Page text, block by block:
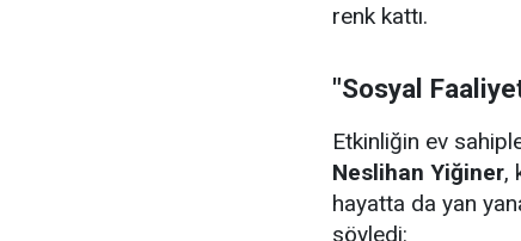
renk kattı.
"Sosyal
Etkinliğin ev
Neslihan Yiğiner,
hayatta da yan
söyledi: